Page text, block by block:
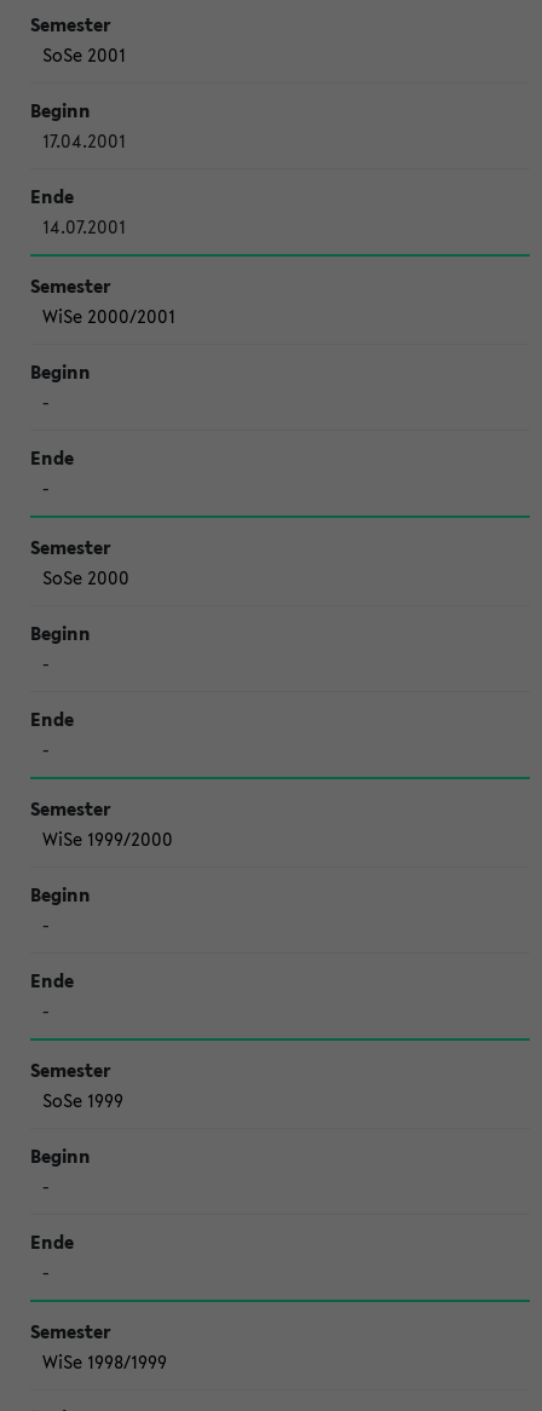
SoSe 2001
17.04.2001
14.07.2001
WiSe 2000/2001
-
-
SoSe 2000
-
-
WiSe 1999/2000
-
-
SoSe 1999
-
-
WiSe 1998/1999